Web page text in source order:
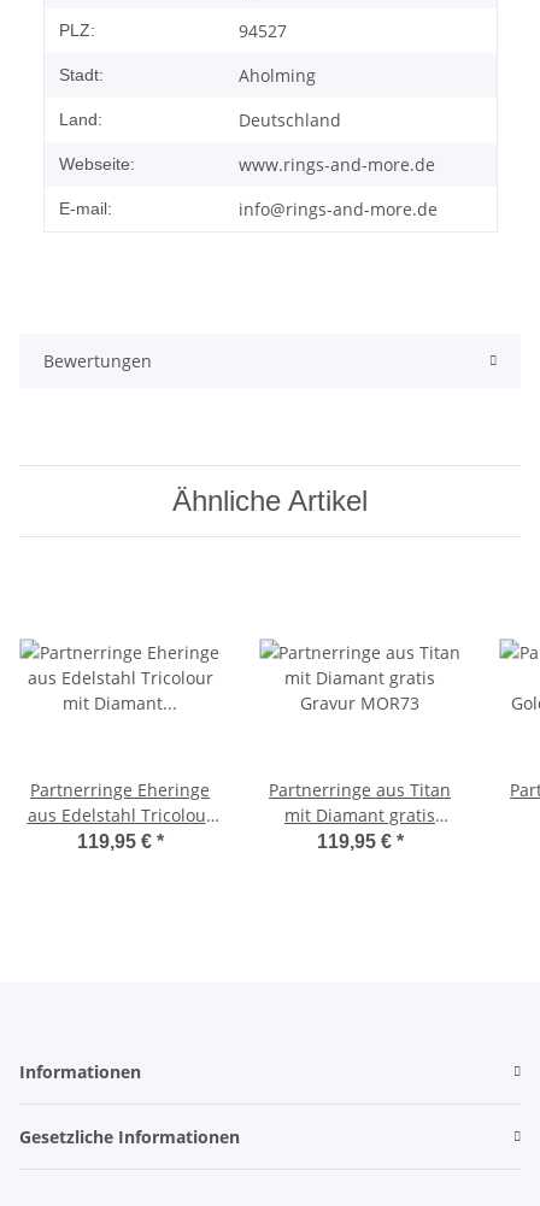
PLZ: 94527
Stadt: Aholming
Land: Deutschland
Webseite: www.rings-and-more.de
E-mail: info@rings-and-more.de
Bewertungen
Ähnliche Artikel
Partnerringe Eheringe
aus Edelstahl Tricolour
mit Diamant und
119,95 € *
Partnerringe aus Titan
mit Diamant gratis
Gravur MOR73
119,95 € *
Informationen
Gesetzliche Informationen